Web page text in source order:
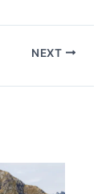
NEXT